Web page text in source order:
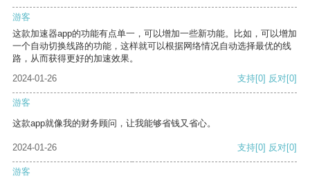
游客
这款加速器app的功能有点单一，可以增加一些新功能。比如，可以增加
一个自动切换线路的功能，这样就可以根据网络情况自动选择最优的线
路，从而获得更好的加速效果。
2024-01-26
支持[0] 反对[0]
游客
这款app就像我的财务顾问，让我能够省钱又省心。
2024-01-26 支持[0] 反对[0]
游客